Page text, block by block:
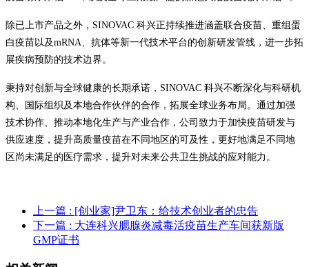
除已上市产品之外，SINOVAC 科兴正持续推进涵盖联合疫苗、重组蛋
白疫苗以及mRNA、抗体等新一代技术平台的创新研发管线，进一步拓
展疾病预防的技术边界。
秉持对创新与全球健康的长期承诺，SINOVAC 科兴不断深化与科研机
构、国际组织及本地合作伙伴的合作，拓展全球业务布局。通过加强
技术协作、推动本地化生产与产业合作，公司致力于加快疫苗研发与
供应速度，提升高质量疫苗在不同地区的可及性，更好地满足不同地
区尚未满足的医疗需求，提升对未来公共卫生挑战的应对能力。
上一篇 : [创业家]尹卫东：给技术创业者的忠告
下一篇 : 大连科兴腮腺炎减毒活疫苗生产车间获新版
GMP证书